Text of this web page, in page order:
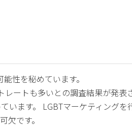
性を秘めています。
ートも多いとの調査結果が発表
います。 LGBTマーケティング
欠です。